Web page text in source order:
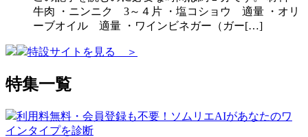
牛肉 ・ニンニク 3～４片 ・塩コショウ 適量 ・オリ
ーブオイル 適量 ・ワインビネガー（ガー[…]
特設サイトを見る ＞
特集一覧
利用料無料・会員登録も不要！ソムリエAIがあなたのワ
インタイプを診断